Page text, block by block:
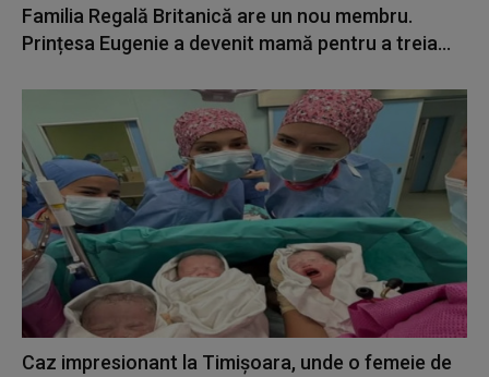
Familia Regală Britanică are un nou membru.
Prințesa Eugenie a devenit mamă pentru a treia...
Caz impresionant la Timișoara, unde o femeie de